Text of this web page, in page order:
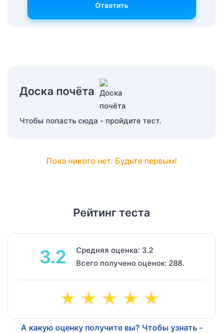
Ответить
Доска почёта
Чтобы попасть сюда - пройдите тест.
Пока никого нет. Будьте первым!
Рейтинг теста
3.2
Средняя оценка: 3.2
Всего получено оценок: 288.
А какую оценку получите вы? Чтобы узнать -